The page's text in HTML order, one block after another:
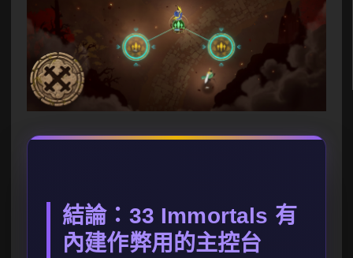
結論：33 Immortals 有
內建作弊用的主控台